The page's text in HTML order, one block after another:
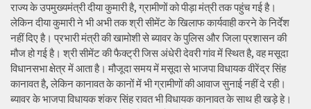
राज्य के उपमुख्यमंत्री दीया कुमारी है, ग्रामीणों को पीड़ा मंत्री तक पहुंच गई है।
लेकिन दीया कुमारी ने भी अभी तक श्री सीमेंट के खिलाफ कार्यवाही करने के निर्देश
नहीं दिए है। प्रभारी मंत्री की खामोशी से ब्यावर के पुलिस और जिला प्रशासन की
मौज हो गई है। श्री सीमेंट की फैक्ट्री जिस अंधेरी देवरी गांव में स्थित है, वह मसूदा
विधानसभा क्षेत्र में आता है। मौजूदा समय में मसूदा से भाजपा विधायक वीरेंद्र सिंह
कानावत है, लेकिन कानावत के कानों में भी ग्रामीणों की आवाज सुनाई नहीं दे रही।
ब्यावर के भाजपा विधायक शंकर सिंह रावत भी विधायक कानावत के साथ ही खड़े हे।